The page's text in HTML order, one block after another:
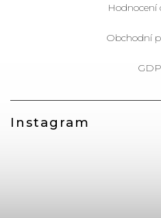
Instagram
Hodnocení
Obchodní